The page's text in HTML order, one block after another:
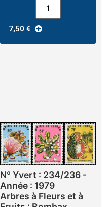
7,50 €
N° Yvert : 234/236 -
Année : 1979
Arbres à Fleurs et à